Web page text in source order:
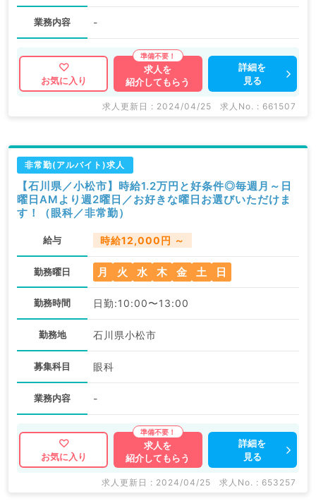
業務内容 -
お気に入り
求人を
紹介してもらう
詳細を
見る
求人更新日 : 2024/04/25 求人No. : 661507
非常勤(アルバイト)求人
【石川県／小松市】時給1.2万円と好条件◎毎週月～日
曜日AMより週2曜日／お好きな曜日お選びいただけま
す！（眼科／非常勤）
給与 時給12,000円 ～
勤務曜日 月 火 水 木 金 土 日
勤務時間 日勤:10:00〜13:00
勤務地 石川県小松市
募集科目 眼科
業務内容 -
お気に入り
求人を
紹介してもらう
詳細を
見る
求人更新日 : 2024/04/25 求人No. : 653257